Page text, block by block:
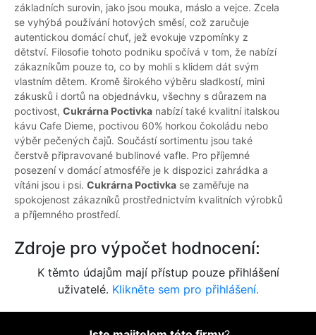
základních surovin, jako jsou mouka, máslo a vejce. Zcela
se vyhýbá používání hotových směsí, což zaručuje
autentickou domácí chuť, jež evokuje vzpomínky z
dětství. Filosofie tohoto podniku spočívá v tom, že nabízí
zákazníkům pouze to, co by mohli s klidem dát svým
vlastním dětem. Kromě širokého výběru sladkostí, mini
zákusků i dortů na objednávku, všechny s důrazem na
poctivost, Cukrárna Poctivka nabízí také kvalitní italskou
kávu Cafe Dieme, poctivou 60% horkou čokoládu nebo
výběr pečených čajů. Součástí sortimentu jsou také
čerstvě připravované bublinové vafle. Pro příjemné
posezení v domácí atmosféře je k dispozici zahrádka a
vítáni jsou i psi. Cukrárna Poctivka se zaměřuje na
spokojenost zákazníků prostřednictvím kvalitních výrobků
a příjemného prostředí.
Zdroje pro výpočet hodnocení:
K těmto údajům mají přístup pouze přihlášení
uživatelé. Klikněte sem pro přihlášení.